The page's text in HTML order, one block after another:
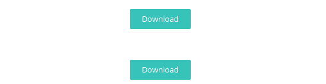
Download
Download